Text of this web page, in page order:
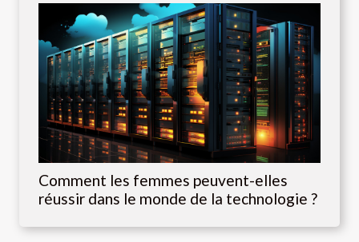
Comment les femmes peuvent-elles
réussir dans le monde de la technologie ?